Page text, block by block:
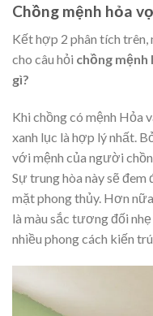
Chồng mệnh hỏa
Kết hợp 2 phân tích trên,
cho câu hỏi chồng mệnh
gì?
Khi chồng có mệnh Hỏa
xanh lục là hợp lý nhất.
với mệnh của người
Sự trung hòa này sẽ
mặt phong thủy. Hơn
là màu sắc tương đối
nhiều phong cách kiến